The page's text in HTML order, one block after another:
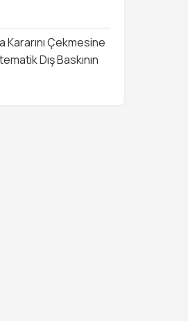
Kararını Çekmesine
Dış Baskının